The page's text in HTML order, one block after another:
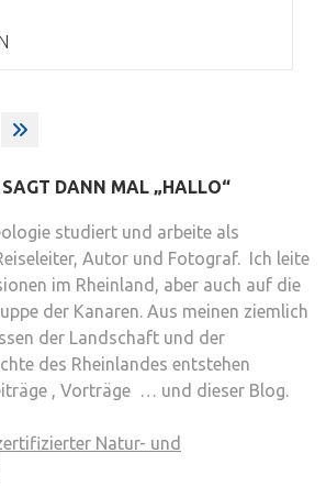
DANN MAL „HALLO“
studiert und arbeite als
Autor und Fotograf. Ich leite
im Rheinland, aber auch auf die
der Kanaren. Aus meinen ziemlich
der Landschaft und der
des Rheinlandes entstehen
, Vorträge … und dieser Blog.
Natur- und